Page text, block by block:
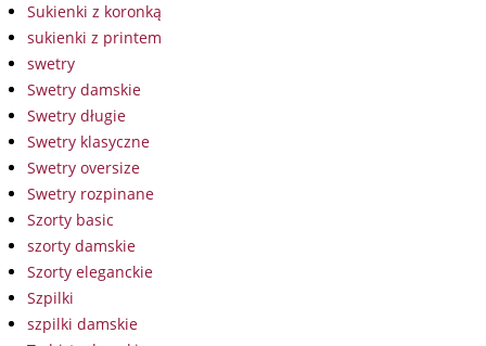
Sukienki z koronką
sukienki z printem
swetry
Swetry damskie
Swetry długie
Swetry klasyczne
Swetry oversize
Swetry rozpinane
Szorty basic
szorty damskie
Szorty eleganckie
Szpilki
szpilki damskie